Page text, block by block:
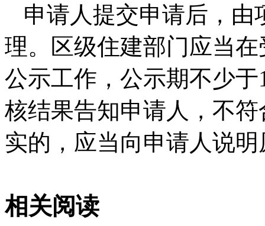
申请人提交申请后，
理。区级住建部门应当
公示工作，公示期不少
核结果告知申请人，不
实的，应当向申请人说
相关阅读